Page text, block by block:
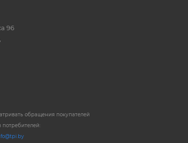
96
обращения покупателей